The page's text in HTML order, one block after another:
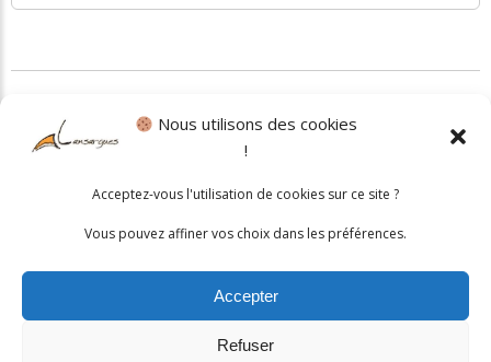
Nous utilisons des cookies
!
Acceptez-vous l'utilisation de cookies sur ce site ?
Vous pouvez affiner vos choix dans les préférences.
Accepter
Refuser
Politique cookies•Mentions légales